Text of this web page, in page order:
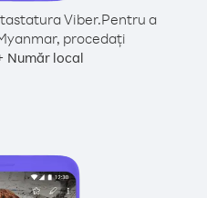
Viber.Pentru a
procedați
Număr local